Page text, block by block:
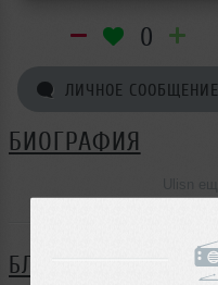
0
ЛИЧНОЕ СООБЩЕНИЕ
БИОГРАФИЯ
БЛОГ